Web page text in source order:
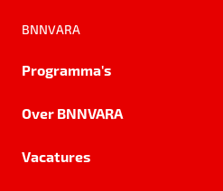
BNNVARA
Programma's
Over BNNVARA
Vacatures